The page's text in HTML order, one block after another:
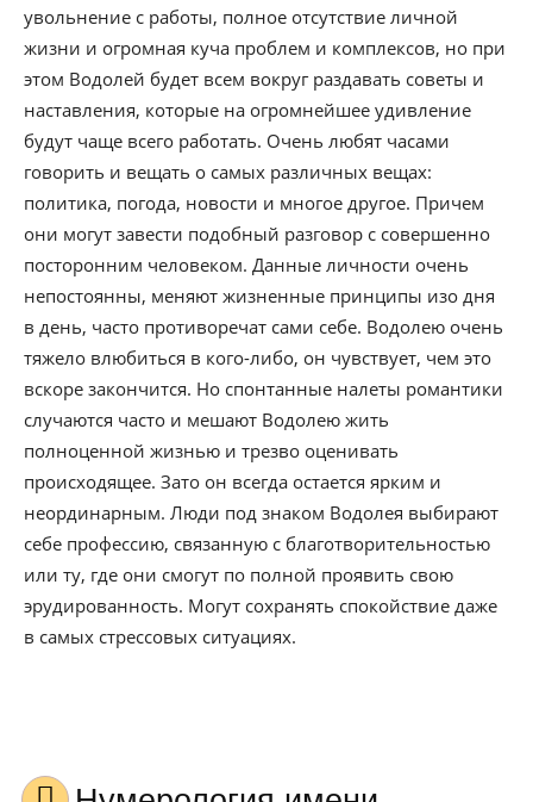
увольнение с работы, полное отсутствие личной
жизни и огромная куча проблем и комплексов, но при
этом Водолей будет всем вокруг раздавать советы и
наставления, которые на огромнейшее удивление
будут чаще всего работать. Очень любят часами
говорить и вещать о самых различных вещах:
политика, погода, новости и многое другое. Причем
они могут завести подобный разговор с совершенно
посторонним человеком. Данные личности очень
непостоянны, меняют жизненные принципы изо дня
в день, часто противоречат сами себе. Водолею очень
тяжело влюбиться в кого-либо, он чувствует, чем это
вскоре закончится. Но спонтанные налеты романтики
случаются часто и мешают Водолею жить
полноценной жизнью и трезво оценивать
происходящее. Зато он всегда остается ярким и
неординарным. Люди под знаком Водолея выбирают
себе профессию, связанную с благотворительностью
или ту, где они смогут по полной проявить свою
эрудированность. Могут сохранять спокойствие даже
в самых стрессовых ситуациях.